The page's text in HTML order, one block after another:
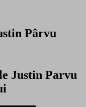
Pârvu
Justin Parvu